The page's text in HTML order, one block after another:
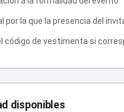
por la que la presencia del
código de vestimenta si
disponibles